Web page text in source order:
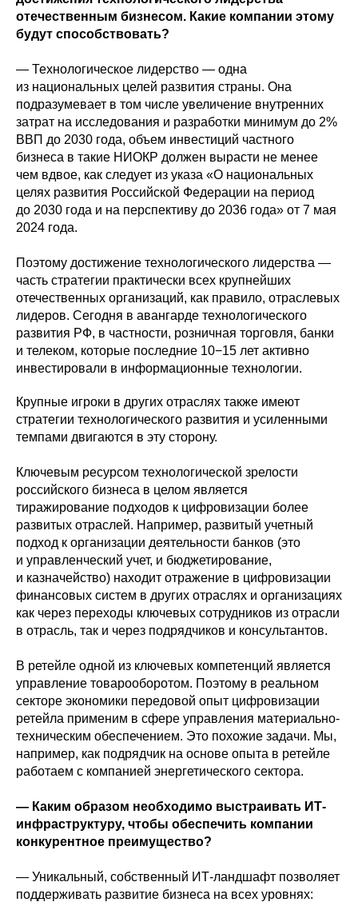
отечественным бизнесом. Какие компании этому
будут способствовать?
— Технологическое лидерство — одна
из национальных целей развития страны. Она
подразумевает в том числе увеличение внутренних
затрат на исследования и разработки минимум до 2%
ВВП до 2030 года, объем инвестиций частного
бизнеса в такие НИОКР должен вырасти не менее
чем вдвое, как следует из указа «О национальных
целях развития Российской Федерации на период
до 2030 года и на перспективу до 2036 года» от 7 мая
2024 года.
Поэтому достижение технологического лидерства —
часть стратегии практически всех крупнейших
отечественных организаций, как правило, отраслевых
лидеров. Сегодня в авангарде технологического
развития РФ, в частности, розничная торговля, банки
и телеком, которые последние 10−15 лет активно
инвестировали в информационные технологии.
Крупные игроки в других отраслях также имеют
стратегии технологического развития и усиленными
темпами двигаются в эту сторону.
Ключевым ресурсом технологической зрелости
российского бизнеса в целом является
тиражирование подходов к цифровизации более
развитых отраслей. Например, развитый учетный
подход к организации деятельности банков (это
и управленческий учет, и бюджетирование,
и казначейство) находит отражение в цифровизации
финансовых систем в других отраслях и организациях
как через переходы ключевых сотрудников из отрасли
в отрасль, так и через подрядчиков и консультантов.
В ретейле одной из ключевых компетенций является
управление товарооборотом. Поэтому в реальном
секторе экономики передовой опыт цифровизации
ретейла применим в сфере управления материально-
техническим обеспечением. Это похожие задачи. Мы,
например, как подрядчик на основе опыта в ретейле
работаем с компанией энергетического сектора.
— Каким образом необходимо выстраивать ИТ-
инфраструктуру, чтобы обеспечить компании
конкурентное преимущество?
— Уникальный, собственный ИТ-ландшафт позволяет
поддерживать развитие бизнеса на всех уровнях: